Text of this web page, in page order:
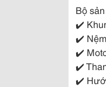
Bộ
✔️
✔️
✔️
✔️
✔️